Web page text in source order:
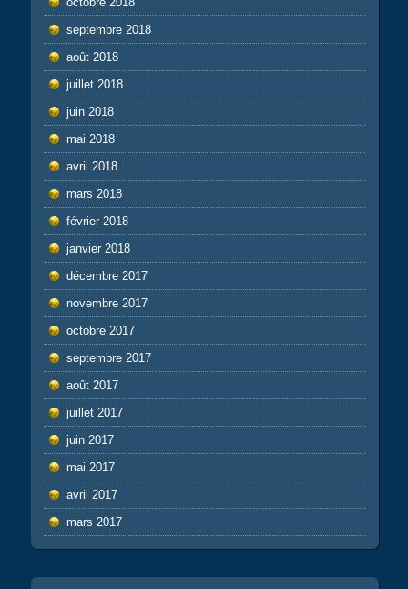
septembre 2018
août 2018
juillet 2018
juin 2018
mai 2018
avril 2018
mars 2018
février 2018
janvier 2018
décembre 2017
novembre 2017
octobre 2017
septembre 2017
août 2017
juillet 2017
juin 2017
mai 2017
avril 2017
mars 2017